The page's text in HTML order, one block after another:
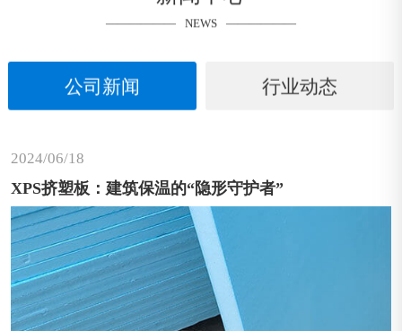
NEWS
公司新闻 行业动态
18
2024/06
XPS挤塑板：建筑保温的“隐形守护者”